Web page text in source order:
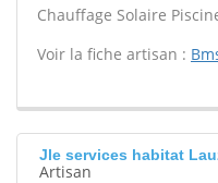
Chauffage Solaire
Voir la fiche artisan :
Jle services habitat
Artisan